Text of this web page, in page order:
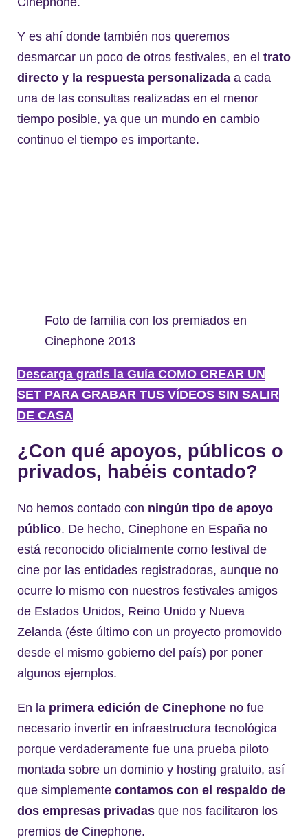
Y es ahí donde también nos queremos
desmarcar un poco de otros festivales, en el trato
directo y la respuesta personalizada a cada
una de las consultas realizadas en el menor
tiempo posible, ya que un mundo en cambio
continuo el tiempo es importante.
Foto de familia con los premiados en
Cinephone 2013
Descarga gratis la Guía COMO CREAR UN
SET PARA GRABAR TUS VÍDEOS SIN SALIR
DE CASA
¿Con qué apoyos, públicos o
privados, habéis contado?
No hemos contado con ningún tipo de apoyo
público. De hecho, Cinephone en España no
está reconocido oficialmente como festival de
cine por las entidades registradoras, aunque no
ocurre lo mismo con nuestros festivales amigos
de Estados Unidos, Reino Unido y Nueva
Zelanda (éste último con un proyecto promovido
desde el mismo gobierno del país) por poner
algunos ejemplos.
En la primera edición de Cinephone no fue
necesario invertir en infraestructura tecnológica
porque verdaderamente fue una prueba piloto
montada sobre un dominio y hosting gratuito, así
que simplemente contamos con el respaldo de
dos empresas privadas que nos facilitaron los
premios de Cinephone.